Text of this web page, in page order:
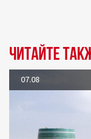
Читайте
07.08